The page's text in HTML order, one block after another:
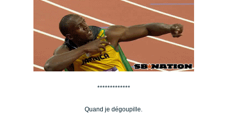
*************
Quand je dégoupille.